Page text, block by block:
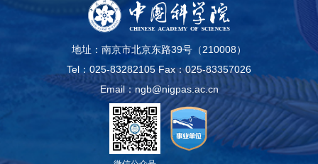
地址：南京市北京东路39号（210008）
Tel：025-83282105 Fax：025-83357026
Email：ngb@nigpas.ac.cn